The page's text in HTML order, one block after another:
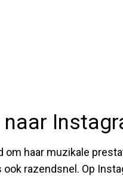
om haar muzikale
razendsnel. Op